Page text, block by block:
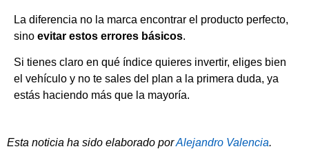
La diferencia no la marca encontrar el producto perfecto,
sino evitar estos errores básicos.
Si tienes claro en qué índice quieres invertir, eliges bien
el vehículo y no te sales del plan a la primera duda, ya
estás haciendo más que la mayoría.
Esta noticia ha sido elaborado porAlejandro Valencia.